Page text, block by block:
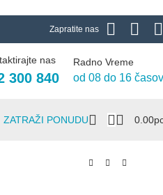
Zapratite nas
nas
300 840
Radno Vreme
od 08 do 16
ZATRAŽI PONUDU 0.00